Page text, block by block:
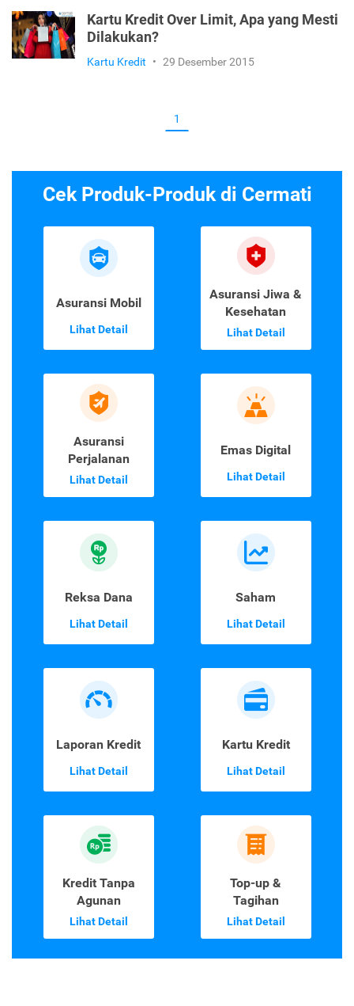
Kartu Kredit Over Limit, Apa yang Mesti
Dilakukan?
Kartu Kredit • 29 Desember 2015
1
Cek Produk-Produk di Cermati
Asuransi Mobil
Lihat Detail
Asuransi Jiwa &
Kesehatan
Lihat Detail
Asuransi
Perjalanan
Lihat Detail
Emas Digital
Lihat Detail
Reksa Dana
Lihat Detail
Saham
Lihat Detail
Laporan Kredit
Lihat Detail
Kartu Kredit
Lihat Detail
Kredit Tanpa
Agunan
Lihat Detail
Top-up &
Tagihan
Lihat Detail